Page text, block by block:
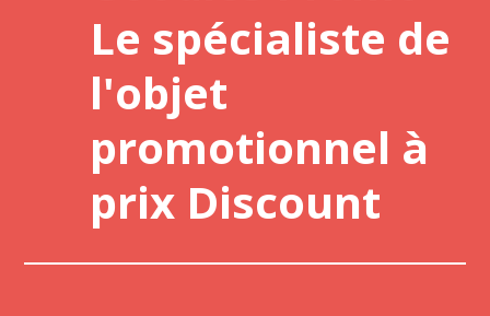
Le spécialiste de
l'objet
promotionnel à
prix Discount